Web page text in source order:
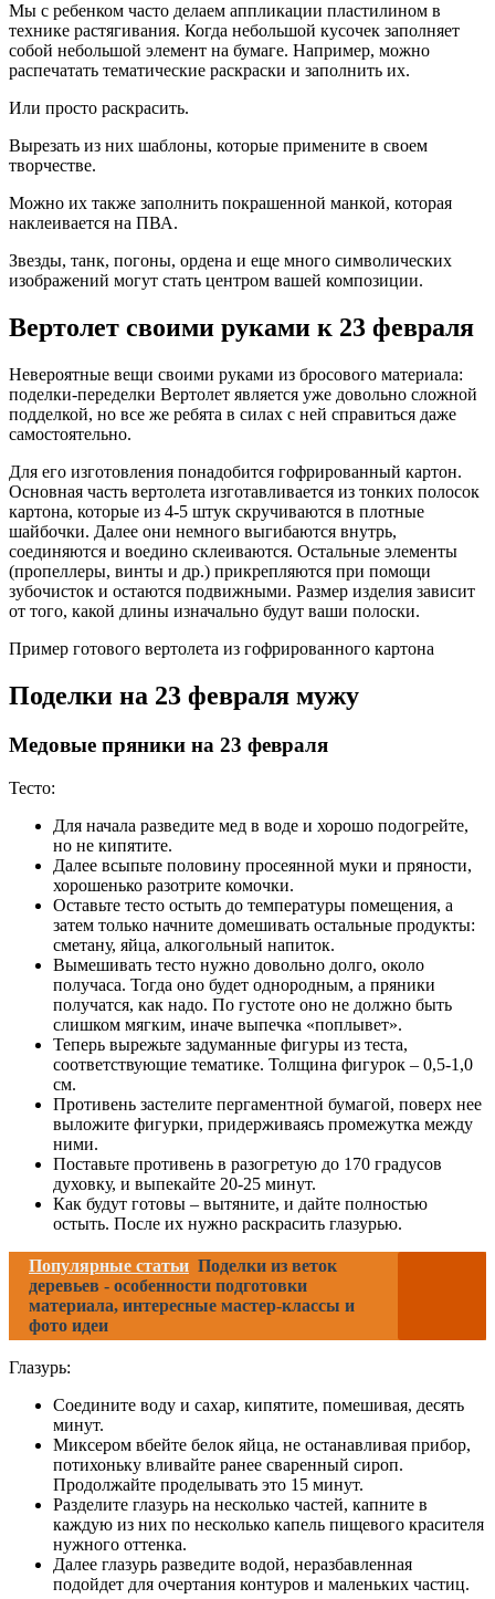
Мы с ребенком часто делаем аппликации пластилином в
технике растягивания. Когда небольшой кусочек заполняет
собой небольшой элемент на бумаге. Например, можно
распечатать тематические раскраски и заполнить их.
Или просто раскрасить.
Вырезать из них шаблоны, которые примените в своем
творчестве.
Можно их также заполнить покрашенной манкой, которая
наклеивается на ПВА.
Звезды, танк, погоны, ордена и еще много символических
изображений могут стать центром вашей композиции.
Вертолет своими руками к 23 февраля
Невероятные вещи своими руками из бросового материала:
поделки-переделки Вертолет является уже довольно сложной
подделкой, но все же ребята в силах с ней справиться даже
самостоятельно.
Для его изготовления понадобится гофрированный картон.
Основная часть вертолета изготавливается из тонких полосок
картона, которые из 4-5 штук скручиваются в плотные
шайбочки. Далее они немного выгибаются внутрь,
соединяются и воедино склеиваются. Остальные элементы
(пропеллеры, винты и др.) прикрепляются при помощи
зубочисток и остаются подвижными. Размер изделия зависит
от того, какой длины изначально будут ваши полоски.
Пример готового вертолета из гофрированного картона
Поделки на 23 февраля мужу
Медовые пряники на 23 февраля
Тесто:
Для начала разведите мед в воде и хорошо подогрейте,
но не кипятите.
Далее всыпьте половину просеянной муки и пряности,
хорошенько разотрите комочки.
Оставьте тесто остыть до температуры помещения, а
затем только начните домешивать остальные продукты:
сметану, яйца, алкогольный напиток.
Вымешивать тесто нужно довольно долго, около
получаса. Тогда оно будет однородным, а пряники
получатся, как надо. По густоте оно не должно быть
слишком мягким, иначе выпечка «поплывет».
Теперь вырежьте задуманные фигуры из теста,
соответствующие тематике. Толщина фигурок – 0,5-1,0
см.
Противень застелите пергаментной бумагой, поверх нее
выложите фигурки, придерживаясь промежутка между
ними.
Поставьте противень в разогретую до 170 градусов
духовку, и выпекайте 20-25 минут.
Как будут готовы – вытяните, и дайте полностью
остыть. После их нужно раскрасить глазурью.
Популярные статьи Поделки из веток
деревьев - особенности подготовки
материала, интересные мастер-классы и
фото идеи
Глазурь:
Соедините воду и сахар, кипятите, помешивая, десять
минут.
Миксером вбейте белок яйца, не останавливая прибор,
потихоньку вливайте ранее сваренный сироп.
Продолжайте проделывать это 15 минут.
Разделите глазурь на несколько частей, капните в
каждую из них по несколько капель пищевого красителя
нужного оттенка.
Далее глазурь разведите водой, неразбавленная
подойдет для очертания контуров и маленьких частиц.